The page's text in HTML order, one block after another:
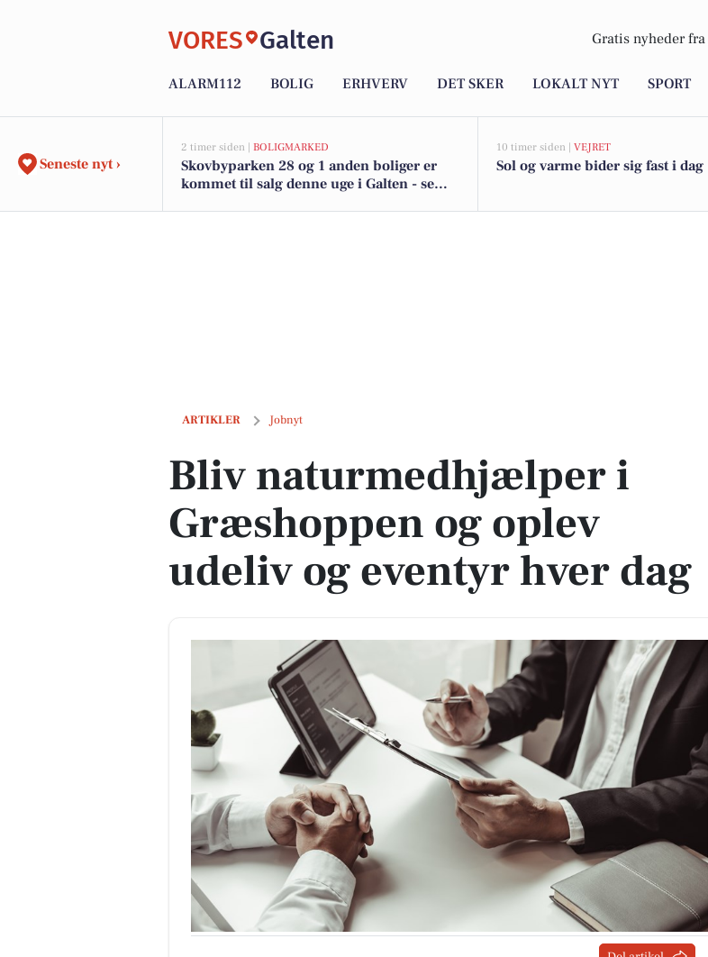
VORES Galten Gratis nyheder fra
ALARM112 BOLIG ERHVERV DET SKER LOKALT NYT SPORT
Seneste nyt ›
2 timer siden | BOLIGMARKED
Skovbyparken 28 og 1 anden boliger er
kommet til salg denne uge i Galten - se
10 timer siden | VEJRET
Sol og varme bider sig fast i dag
ARTIKLER Jobnyt
Bliv naturmedhjælper i Græshoppen og oplev udeliv og eventyr hver dag
Bliv naturmedhjælper i
Græshoppen og oplev
udeliv og eventyr hver dag